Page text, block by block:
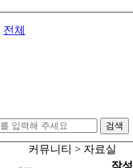
전체
검색
커뮤니티 > 자료실